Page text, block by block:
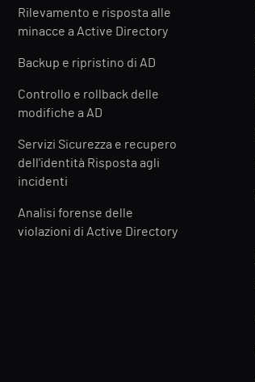
Rilevamento e risposta alle
minacce a Active Directory
Backup e ripristino di AD
Controllo e rollback delle
modifiche a AD
Servizi Sicurezza e recupero
dell'identità Risposta agli
incidenti
Analisi forense delle
violazioni di Active Directory